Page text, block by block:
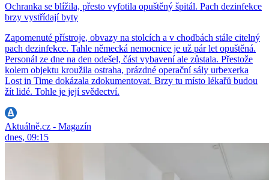
Ochranka se blížila, přesto vyfotila opuštěný špitál. Pach dezinfekce
brzy vystřídají byty
Zapomenuté přístroje, obvazy na stolcích a v chodbách stále citelný
pach dezinfekce. Tahle německá nemocnice je už pár let opuštěná.
Personál ze dne na den odešel, část vybavení ale zůstala. Přestože
kolem objektu kroužila ostraha, prázdné operační sály urbexerka
Lost in Time dokázala zdokumentovat. Brzy tu místo lékařů budou
žít lidé. Tohle je její svědectví.
Aktuálně.cz - Magazín
dnes, 09:15